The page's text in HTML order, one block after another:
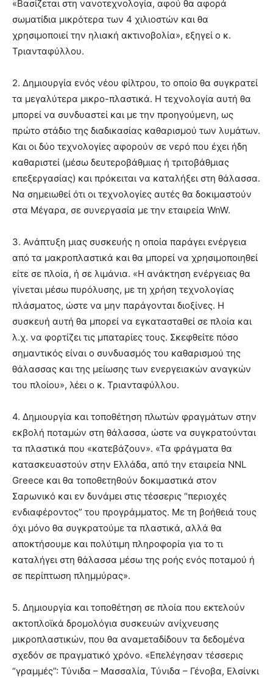
«Βασίζεται στη νανοτεχνολογία, αφού θα αφορά
σωματίδια μικρότερα των 4 χιλιοστών και θα
χρησιμοποιεί την ηλιακή ακτινοβολία», εξηγεί ο κ.
Τριανταφύλλου.
2. Δημιουργία ενός νέου φίλτρου, το οποίο θα συγκρατεί
τα μεγαλύτερα μικρο-πλαστικά. Η τεχνολογία αυτή θα
μπορεί να συνδυαστεί και με την προηγούμενη, ως
πρώτο στάδιο της διαδικασίας καθαρισμού των λυμάτων.
Και οι δύο τεχνολογίες αφορούν σε νερό που έχει ήδη
καθαριστεί (μέσω δευτεροβάθμιας ή τριτοβάθμιας
επεξεργασίας) και πρόκειται να καταλήξει στη θάλασσα.
Να σημειωθεί ότι οι τεχνολογίες αυτές θα δοκιμαστούν
στα Μέγαρα, σε συνεργασία με την εταιρεία WnW.
3. Ανάπτυξη μιας συσκευής η οποία παράγει ενέργεια
από τα μακροπλαστικά και θα μπορεί να χρησιμοποιηθεί
είτε σε πλοία, ή σε λιμάνια. «Η ανάκτηση ενέργειας θα
γίνεται μέσω πυρόλυσης, με τη χρήση τεχνολογίας
πλάσματος, ώστε να μην παράγονται διοξίνες. Η
συσκευή αυτή θα μπορεί να εγκατασταθεί σε πλοία και
λ.χ. να φορτίζει τις μπαταρίες τους. Σκεφθείτε πόσο
σημαντικός είναι ο συνδυασμός του καθαρισμού της
θάλασσας και της μείωσης των ενεργειακών αναγκών
του πλοίου», λέει ο κ. Τριανταφύλλου.
4. Δημιουργία και τοποθέτηση πλωτών φραγμάτων στην
εκβολή ποταμών στη θάλασσα, ώστε να συγκρατούνται
τα πλαστικά που «κατεβάζουν». «Τα φράγματα θα
κατασκευαστούν στην Ελλάδα, από την εταιρεία NNL
Greece και θα τοποθετηθούν δοκιμαστικά στον
Σαρωνικό και εν δυνάμει στις τέσσερις “περιοχές
ενδιαφέροντος” του προγράμματος. Με τη βοήθειά τους
όχι μόνο θα συγκρατούμε τα πλαστικά, αλλά θα
αποκτήσουμε και πολύτιμη πληροφορία για το τι
καταλήγει στη θάλασσα μέσω της ροής ενός ποταμού ή
σε περίπτωση πλημμύρας».
5. Δημιουργία και τοποθέτηση σε πλοία που εκτελούν
ακτοπλοϊκά δρομολόγια συσκευών ανίχνευσης
μικροπλαστικών, που θα αναμεταδίδουν τα δεδομένα
σχεδόν σε πραγματικό χρόνο. «Επελέγησαν τέσσερις
“γραμμές”: Τύνιδα – Μασσαλία, Τύνιδα – Γένοβα, Ελσίνκι